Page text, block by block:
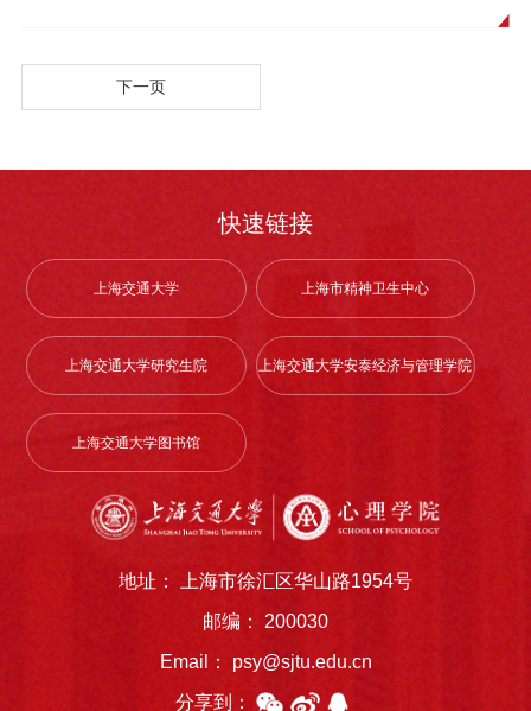
石楠、陈如梦三、学业奖学金发放标准类别评
定范围等级发放标准新生奖学金2025级硕士
（直博生）/（不分等级，按硕士生学业奖学
金一等奖标准核算）1000元/月/生/2024级博
士研究生（普博生）/（不分等级，以资格考
试通过为评定依据）1000元/月/生四、名额分
配办法1. 根据学校下拨奖学金额度，本院全日
制硕士研究生学业奖学金分设等级的平均比例
为一等奖30%，二等奖70%。本院2024-2025
学年研究生学业奖学金名额为：一等奖17人，
二等奖39人。2. 硕士研究生新生学业奖学
金：按照新生的入学方式分别进行分配。推荐
免试生一等奖名额约占一等奖总额度的75%，
全国统考生一等奖名额约占一等奖总额度的
配。2025级共有硕士研究生新生37人，分配
给一等奖11人，二等奖26人，具体分配方案
如下：单位（人）奖学金等级推荐免试生全国
统考生合计一等奖8311二等奖121426合计
2017373. 硕士研究生综合学业奖学金：2024
取信息），其他单位或学院举办的学术活动不
列入统计。其中，全日制硕士研究生需至少参
表中填写讲座的基本信息与核心内容，包括但
心得体会等。2.形式：每场报告记录总字数不
少于800字。学术报告记录表模板见附件。3.
多人、多次同主题学术报告的，按照一次计
算，撰写一份学术报告记录表。（三）课程考
核1.该门课程考核采取等级制，根据学术报告
记录表的完成情况记为“通过”或“不通过”两个
等级。2.各位同学应如实按照个人出勤情况进
行记录，若对出勤情况有造假行为，一经核
实，将取消该门课成绩。三、材料提交要求请
子版（PDF格式）文件以“学号-姓名-学术报告
记录”的命名方式，由各班学习委员收齐后统
问，可与学院人才培养办公室联系。联系人：
陈老师地点：徐汇校区慧谷科技楼六楼602电
下一页
快速链接
上海交通大学 上海市精神卫生中心
上海交通大学研究生院 上海交通大学安泰经济与管理学院
上海交通大学图书馆
地址： 上海市徐汇区华山路1954号
邮编： 200030
Email： psy@sjtu.edu.cn
分享到：